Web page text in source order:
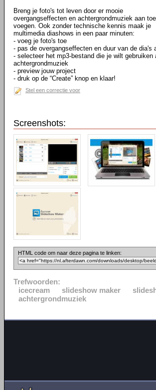
Breng je foto's tot leven door er mooie
overgangseffecten en achtergrondmuziek aan
voegen. Ook zonder technische kennis maak je
multimedia diashows in een paar minuten:
- voeg je foto's toe
- pas de overgangseffecten en duur van de dia's
- selecteer het mp3-bestand die je wilt gebruiken
achtergrondmuziek
- preview jouw project
- druk op de “Create” knop en klaar!
Stel een correctie voor
Screenshots:
HTML code om naar deze pagina te linken:
Trefwoorden:
icecream
slideshow maker
achtergrondmuziek